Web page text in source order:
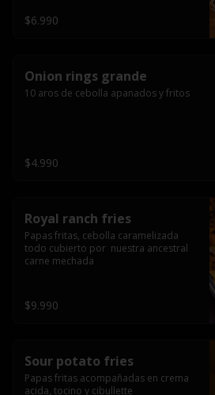
$6.990
Onion rings grande
10 aros de cebolla apanados y fritos
$4.990
Royal ranch fries
Papas fritas, cebolla caramelizada
todo cubierto por  nuestra ancestral
carne mechada
$9.990
Sour potato fries
Papas fritas acompañadas en crema
acida, tocino y cibullette